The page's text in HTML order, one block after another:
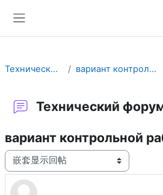
Технический форум вариант контрольной работы
Технический
вариант контрольной
显示模式